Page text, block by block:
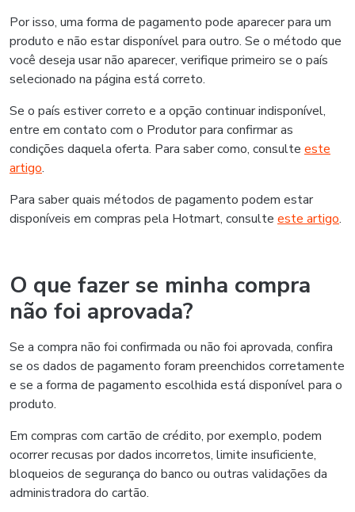
Por isso, uma forma de pagamento pode aparecer para um
produto e não estar disponível para outro. Se o método que
você deseja usar não aparecer, verifique primeiro se o país
selecionado na página está correto.
Se o país estiver correto e a opção continuar indisponível,
entre em contato com o Produtor para confirmar as
condições daquela oferta. Para saber como, consulte este
artigo.
Para saber quais métodos de pagamento podem estar
disponíveis em compras pela Hotmart, consulte este artigo.
O que fazer se minha compra
não foi aprovada?
Se a compra não foi confirmada ou não foi aprovada, confira
se os dados de pagamento foram preenchidos corretamente
e se a forma de pagamento escolhida está disponível para o
produto.
Em compras com cartão de crédito, por exemplo, podem
ocorrer recusas por dados incorretos, limite insuficiente,
bloqueios de segurança do banco ou outras validações da
administradora do cartão.